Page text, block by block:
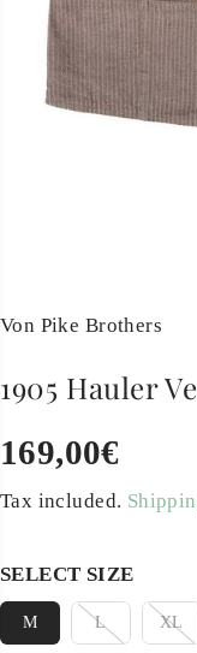
Von Pike Brothers
1905 Hauler
R
E
169,00€
Tax included.
SELECT SIZE
M L XL